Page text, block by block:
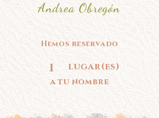
Andrea Obregón
Hemos reservado
1 lugar(es)
a tu nombre